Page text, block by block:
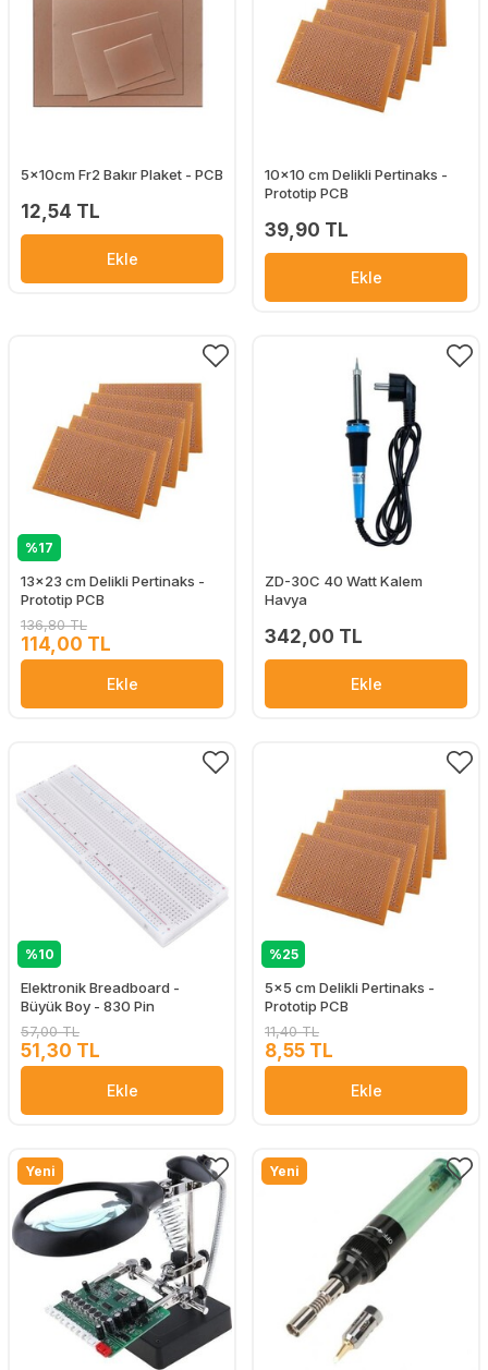
5x10cm Fr2 Bakır Plaket - PCB
12,54 TL
Ekle
10x10 cm Delikli Pertinaks -
Prototip PCB
39,90 TL
Ekle
%17
13x23 cm Delikli Pertinaks -
Prototip PCB
136,80 TL
114,00 TL
Ekle
ZD-30C 40 Watt Kalem
Havya
342,00 TL
Ekle
%10
Elektronik Breadboard -
Büyük Boy - 830 Pin
57,00 TL
51,30 TL
Ekle
%25
5x5 cm Delikli Pertinaks -
Prototip PCB
11,40 TL
8,55 TL
Ekle
Yeni Yeni